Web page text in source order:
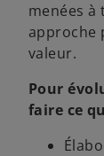
menées
approche
valeur.
Pour
faire ce